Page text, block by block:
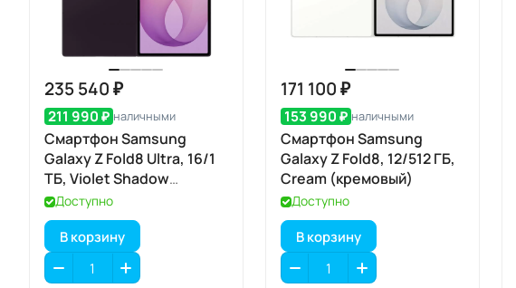
235 540 ₽
211 990 ₽ наличными
Смартфон Samsung
Galaxy Z Fold8 Ultra, 16/1
ТБ, Violet Shadow
(фиолетовая тень)
Доступно
В корзину
171 100 ₽
153 990 ₽ наличными
Смартфон Samsung
Galaxy Z Fold8, 12/512 ГБ,
Cream (кремовый)
Доступно
В корзину